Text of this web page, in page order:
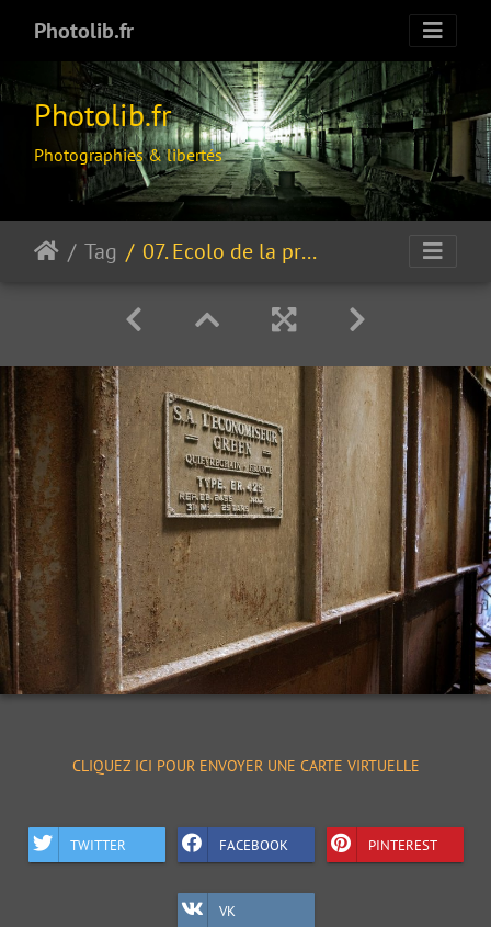
Photolib.fr
Photolib.fr
Photographies & libertés
Tag 07. Ecolo de la première heure.
CLIQUEZ ICI POUR ENVOYER UNE CARTE VIRTUELLE
TWITTER FACEBOOK PINTEREST
VK